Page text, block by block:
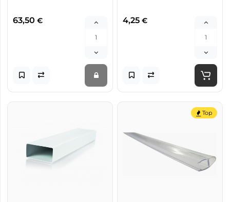
63,50 € 4,25 €
Top